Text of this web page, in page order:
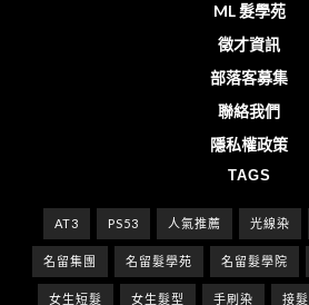
ML 髮學苑
徵才資訊
部落客募集
聯絡我們
隱私權政策
TAGS
AT3 PS53 人氣推薦 光線染
名留集團 名留髮學苑 名留髮學院
女生短髮 女生髮型 手刷染 接髮